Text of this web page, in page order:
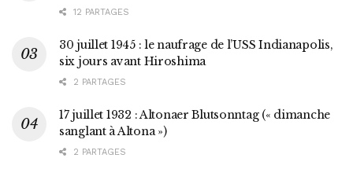
12 PARTAGES
30 juillet 1945 : le naufrage de l’USS Indianapolis,
six jours avant Hiroshima
2 PARTAGES
17 juillet 1932 : Altonaer Blutsonntag (« dimanche
sanglant à Altona »)
2 PARTAGES